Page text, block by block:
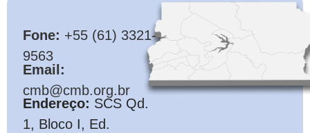
Fone: +55 (61) 3321-
9563
Email:
cmb@cmb.org.br
Endereço: SCS Qd.
1, Bloco I, Ed.